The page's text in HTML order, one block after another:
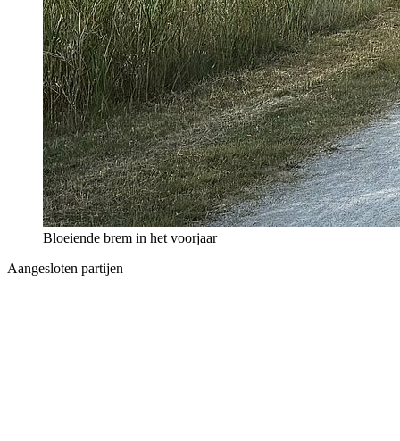
Bloeiende brem in het voorjaar
Aangesloten partijen